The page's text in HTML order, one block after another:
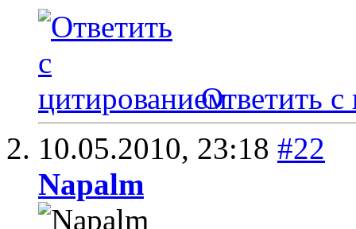
Ответить с
10.05.2010, 23:18 #22
Napalm